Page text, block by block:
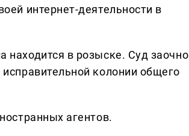
интернет-деятельности в
находится в розыске. Суд заочно
колонии общего
агентов.